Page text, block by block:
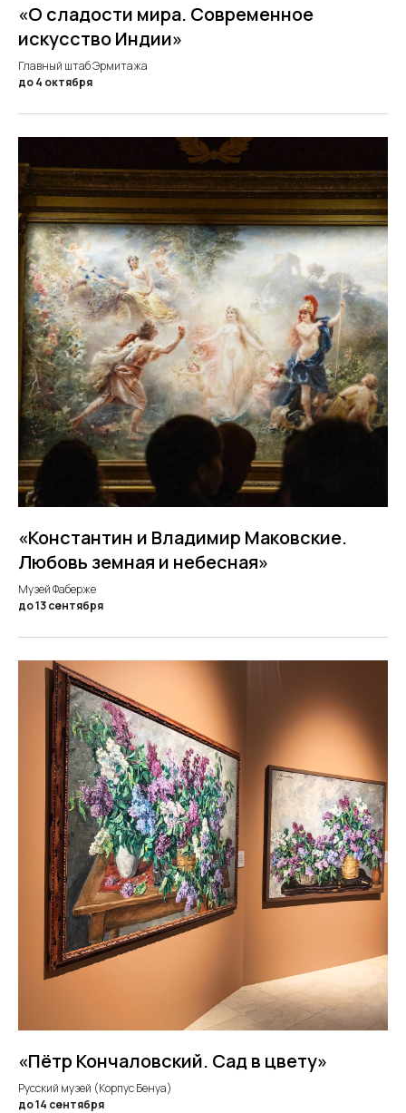
«О сладости мира. Современное
искусство Индии»
Главный штаб Эрмитажа
до 4 октября
«Константин и Владимир Маковские.
Любовь земная и небесная»
Музей Фаберже
до 13 сентября
«Пётр Кончаловский. Сад в цвету»
Русский музей (Корпус Бенуа)
до 14 сентября